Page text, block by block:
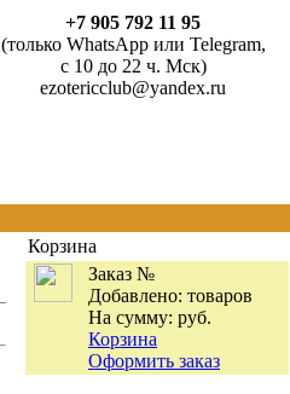
+7 905 792 11 95
(только WhatsApp или Telegram,
с 10 до 22 ч. Мск)
ezotericclub@yandex.ru
Корзина
Заказ №
Добавлено: товаров
На сумму: руб.
Корзина
Оформить заказ